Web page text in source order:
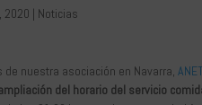
2020 | Noticias
nuestra asociación en Navarra,
del horario del servicio